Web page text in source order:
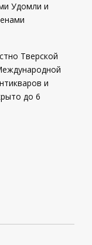
Удомли и
Тверской
и
до 6